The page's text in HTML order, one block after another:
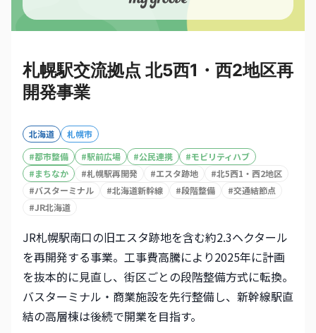
札幌駅交流拠点 北5西1・西2地区再
開発事業
北海道
札幌市
#都市整備 #駅前広場 #公民連携 #モビリティハブ
#まちなか #札幌駅再開発 #エスタ跡地 #北5西1・西2地区
#バスターミナル #北海道新幹線 #段階整備 #交通結節点
#JR北海道
JR札幌駅南口の旧エスタ跡地を含む約2.3ヘクタール
を再開発する事業。工事費高騰により2025年に計画
を抜本的に見直し、街区ごとの段階整備方式に転換。
バスターミナル・商業施設を先行整備し、新幹線駅直
結の高層棟は後続で開業を目指す。